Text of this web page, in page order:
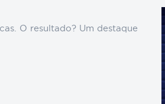
O resultado? Um destaque